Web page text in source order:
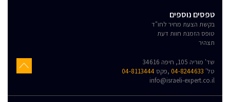
טפסים נוספים
בקשת הצעת מחיר לחו"ד
טופס הזמנת חוות דעת
תצהיר
שד' מוריה 105, חיפה 34616
טל' 04-8244633 ,פקס 04-8113444
info@israeli-expert.co.il